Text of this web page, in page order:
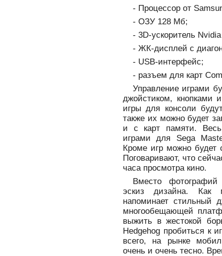
- Процессор от
- ОЗУ 128 Мб;
- 3D-ускоритель
- ЖК-дисплей с
- USB-интерфейс;
- разъем для карт
Управление играми
джойстиком, кнопками
игры для консоли
также их можно будет
и с карт памяти.
играми для Sega
Кроме игр можно будет
Поговаривают, что
часа просмотра кино.
Вместо фотографий
эскиз дизайна. Как
напоминает стильный
многообещающей
выжить в жестокой
Hedgehog пробиться к
всего, на рынке
очень и очень тесно.